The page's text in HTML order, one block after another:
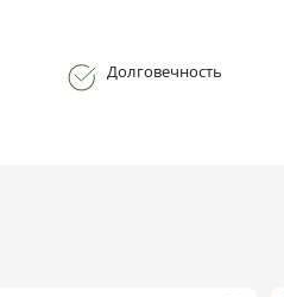
Долговечность